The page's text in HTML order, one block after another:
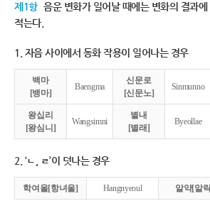
제1항 음운 변화가 일어날 때에는 변화의 결과에
적는다.
1. 자음 사이에서 동화 작용이 일어나는 경우
백마
[뱅마]
Baengma
신문로
[신문노]
Sinmunno
왕십리
[왕심니]
Wangsimni
별내
[별래]
Byeollae
2. ‘ㄴ, ㄹ’이 덧나는 경우
학여울[항녀울] Hangnyeoul 알약[알